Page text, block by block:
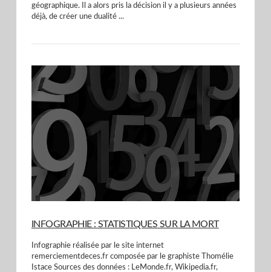
VIEW POST
géographique. Il a alors pris la décision il y a plusieurs années
déjà, de créer une dualité ...
INFOGRAPHIE : STATISTIQUES SUR LA MORT
Infographie réalisée par le site internet
remerciementdeces.fr composée par le graphiste Thomélie
Istace Sources des données : LeMonde.fr, Wikipedia.fr,